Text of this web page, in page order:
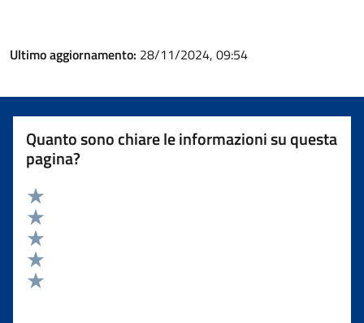
Ultimo aggiornamento: 28/11/2024, 09:54
Quanto sono chiare le informazioni su questa
pagina?
Valuta 5 stelle su 5
Valuta 4 stelle su 5
Valuta 3 stelle su 5
Valuta 2 stelle su 5